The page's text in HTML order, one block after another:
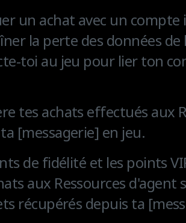
un achat avec un
la perte des données de
toi au jeu pour lier ton
tes achats effectués aux
[messagerie] en jeu.
de fidélité et les points
aux Ressources
récupérés depuis ta